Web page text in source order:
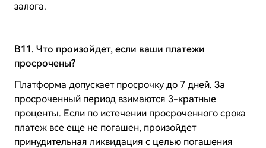
залога.
B11. Что произойдет, если ваши платежи
просрочены?
Платформа допускает просрочку до 7 дней. За
просроченный период взимаются 3-кратные
проценты. Если по истечении просроченного срока
платеж все еще не погашен, произойдет
принудительная ликвидация с целью погашения